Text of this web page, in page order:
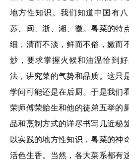
地方性知识。我们知道中国有八
苏、闽、浙、湘、徽。粤菜的特
细，清而不淡，鲜而不俗，嫩而
炒，要求掌握火候和油温恰到
法，讲究菜的气势和品质。这只
学问可能还是在后厨。于是我们
荣师傅荣贻生和他的徒弟五举的
品和烹制方式的详尽书写几近秘
以实践的地方性知识，粤菜的神
活色生香。当然，各大菜系都有